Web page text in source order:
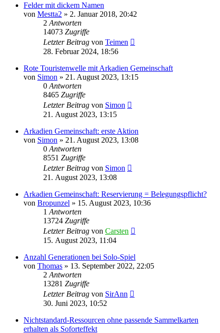
Felder mit dickem Namen
von Mestta2 » 2. Januar 2018, 20:42
2 Antworten
14073 Zugriffe
Letzter Beitrag von Teimen
28. Februar 2024, 18:56
Rote Touristenwelle mit Arkadien Gemeinschaft
von Simon » 21. August 2023, 13:15
0 Antworten
8465 Zugriffe
Letzter Beitrag von Simon
21. August 2023, 13:15
Arkadien Gemeinschaft: erste Aktion
von Simon » 21. August 2023, 13:08
0 Antworten
8551 Zugriffe
Letzter Beitrag von Simon
21. August 2023, 13:08
Arkadien Gemeinschaft: Reservierung = Belegungspflicht?
von Bropunzel » 15. August 2023, 10:36
1 Antworten
13724 Zugriffe
Letzter Beitrag von Carsten
15. August 2023, 11:04
Anzahl Generationen bei Solo-Spiel
von Thomas » 13. September 2022, 22:05
2 Antworten
13281 Zugriffe
Letzter Beitrag von SirAnn
30. Juni 2023, 10:52
Nichtstandard-Ressourcen ohne passende Sammelkarten
erhalten als Soforteffekt